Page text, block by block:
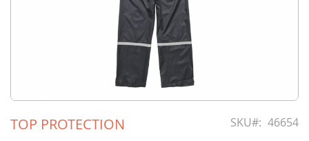
TOP PROTECTION SKU 46654
to